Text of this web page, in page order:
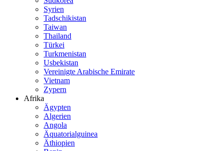
Syrien
Tadschikistan
Taiwan
Thailand
Türkei
Turkmenistan
Usbekistan
Vereinigte Arabische Emirate
Vietnam
Zypern
Afrika
Ägypten
Algerien
Angola
Äquatorialguinea
Äthiopien